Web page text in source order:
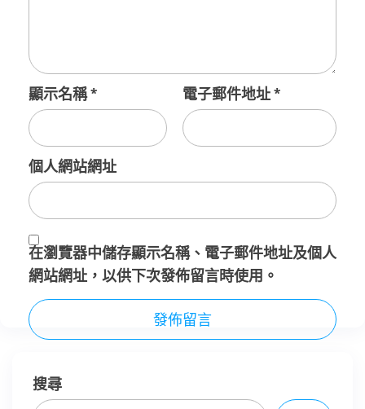
顯示名稱* 電子郵件地址*
個人網站網址
在瀏覽器中儲存顯示名稱、電子郵件地址及個人
網站網址，以供下次發佈留言時使用。
搜尋